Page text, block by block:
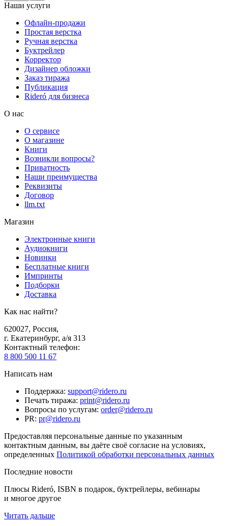
Наши услуги
Офлайн-продажи
Простая верстка
Ручная верстка
Буктрейлер
Корректор
Дизайнер обложки
Заказ тиража
Публикация
Rideró для бизнеса
О нас
О сервисе
О магазине
Книги
Возникли вопросы?
Приватность
Наши преимущества
Реквизиты
Договор
llm.txt
Магазин
Электронные книги
Аудиокниги
Новинки
Бесплатные книги
Импринты
Подборки
Доставка
Как нас найти?
620027, Россия,
г. Екатеринбург, а/я 313
Контактный телефон:
8 800 500 11 67
Написать нам
Поддержка: support@ridero.ru
Печать тиража: print@ridero.ru
Вопросы по услугам: order@ridero.ru
PR: pr@ridero.ru
Предоставляя персональные данные по указанным
контактным данным, вы даёте своё согласие на условиях,
определенных Политикой обработки персональных данных
Последние новости
Плюсы Rideró, ISBN в подарок, буктрейлеры, вебинары
и многое другое
Читать дальше